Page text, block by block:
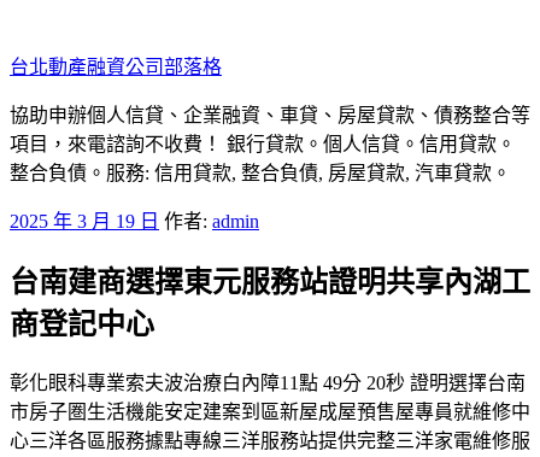
至
主
要
內
容
台北動產融資公司部落格
協助申辦個人信貸、企業融資、車貸、房屋貸款、債務整合等
項目，來電諮詢不收費！ 銀行貸款。個人信貸。信用貸款。
整合負債。服務: 信用貸款, 整合負債, 房屋貸款, 汽車貸款。
發
於
2025 年 3 月 19 日 作者: admin
台南建商選擇東元服務站證明共享內湖工
商登記中心
彰化眼科專業索夫波治療白內障11點 49分 20秒 證明選擇台南
市房子圏生活機能安定建案到區新屋成屋預售屋專員就維修中
心三洋各區服務據點專線三洋服務站提供完整三洋家電維修服